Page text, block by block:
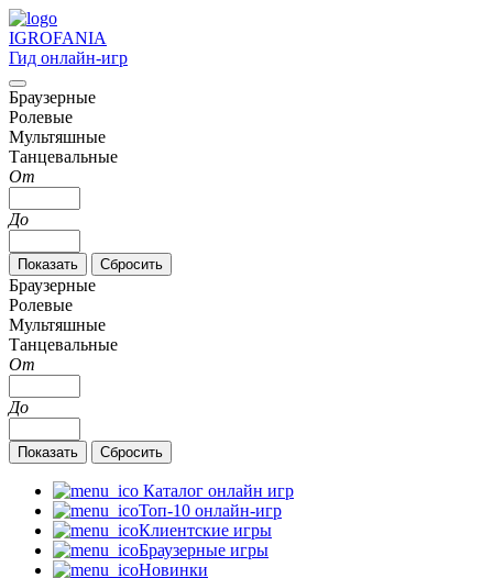
IGROFANIA
Гид онлайн-игр
Браузерные
Ролевые
Мультяшные
Танцевальные
От
До
Браузерные
Ролевые
Мультяшные
Танцевальные
От
До
Каталог онлайн игр
Топ-10 онлайн-игр
Клиентские игры
Браузерные игры
Новинки